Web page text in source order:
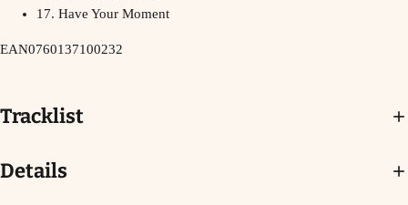
17. Have Your Moment
EAN0760137100232
Tracklist
Details